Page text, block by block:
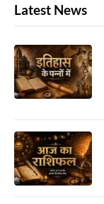
Latest News